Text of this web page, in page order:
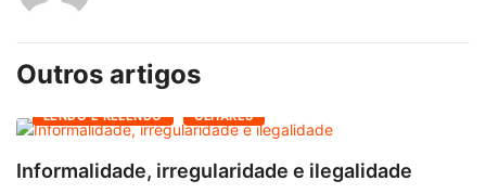
Outros artigos
LENDO E RELENDO OLHARES
Informalidade, irregularidade e ilegalidade